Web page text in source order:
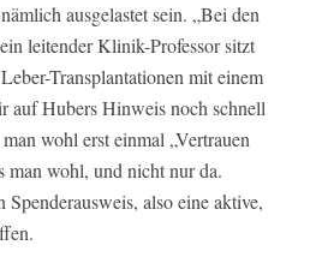
ausgelastet sein. „Bei den
leitender Klinik-Professor sitzt
Transplantationen mit einem
auf Hubers Hinweis noch schnell
wohl erst einmal „Vertrauen
man wohl, und nicht nur da.
also eine aktive,